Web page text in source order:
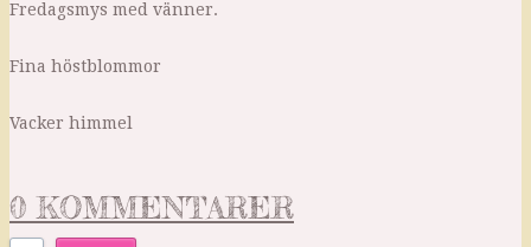
Fredagsmys med vänner.
Fina höstblommor
Vacker himmel
0 KOMMENTARER